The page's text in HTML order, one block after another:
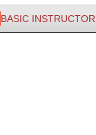
BASIC INSTRUCTOR